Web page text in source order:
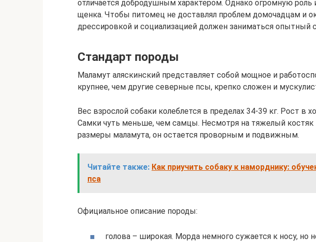
отличается добродушным характером. Однако огромную роль
щенка. Чтобы питомец не доставлял проблем домочадцам и
дрессировкой и социализацией должен заниматься опытный
Стандарт породы
Маламут аляскинский представляет собой мощное и
крупнее, чем другие северные псы, крепко сложен и
Вес взрослой собаки колеблется в пределах 34-39 кг. Рост в
Самки чуть меньше, чем самцы. Несмотря на тяжелый
размеры маламута, он остается проворным и подвижным.
Читайте также: Как приучить собаку к наморднику:
пса
Официальное описание породы:
голова – широкая. Морда немного сужается к носу, но